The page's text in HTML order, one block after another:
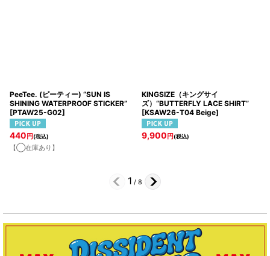
PeeTee. (ピーティー) “SUN IS
SHINING WATERPROOF STICKER”
[PTAW25-G02]
440 円(税込)
【◯在庫あり】
KINGSIZE（キングサイ
ズ）“BUTTERFLY LACE SHIRT”
[KSAW26-T04 Beige]
9,900 円(税込)
1 / 8